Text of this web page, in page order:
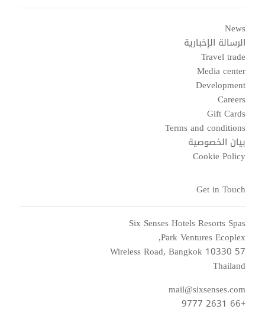
News
الرسالة الإخبارية
Travel trade
Media center
Development
Careers
Gift Cards
Terms and conditions
بيان الخصوصية
Cookie Policy
Get in Touch
Six Senses Hotels Resorts Spas
Park Ventures Ecoplex,
57 Wireless Road, Bangkok 10330
Thailand
mail@sixsenses.com
+66 2631 9777